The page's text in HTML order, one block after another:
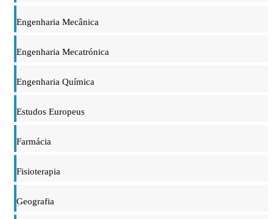
Engenharia Mecânica
Engenharia Mecatrónica
Engenharia Química
Estudos Europeus
Farmácia
Fisioterapia
Geografia